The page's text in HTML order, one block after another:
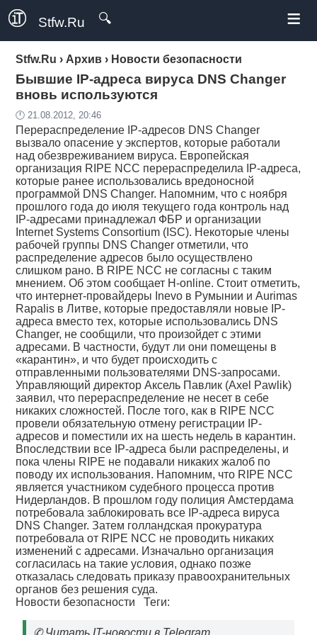
Stfw.Ru 🔍 ≡
Stfw.Ru › Архив › Новости безопасности
Бывшие IP-адреса вируса DNS Changer
вновь используются
🕛 21.08.2012, 20:46
Перераспределение IP-адресов DNS Changer
вызвало опасение у экспертов, которые работали
над обезвреживанием вируса. Европейская
организация RIPE NCC перераспределила IP-адреса,
которые ранее использовались вредоносной
программой DNS Changer. Напомним, что с ноября
прошлого года до июля текущего года контроль над
IP-адресами принадлежал ФБР и организации
Internet Systems Consortium (ISC). Некоторые члены
рабочей группы DNS Changer отметили, что
распределение адресов было осуществлено
слишком рано. В RIPE NCC не согласны с таким
мнением. Об этом сообщает H-online. Стоит отметить,
что интернет-провайдеры Inevo в Румынии и Aurimas
Rapalis в Литве, которые предоставляли новые IP-
адреса вместо тех, которые использовались DNS
Changer, не сообщили, что произойдет с этими
адресами. В частности, будут ли они помещены в
«карантин», и что будет происходить с
отправленными пользователями DNS-запросами.
Управляющий директор Аксель Павлик (Axel Pawlik)
заявил, что перераспределение не несет в себе
никаких сложностей. После того, как в RIPE NCC
провели обязательную отмену регистрации IP-
адресов и поместили их на шесть недель в карантин.
Впоследствии все IP-адреса были распределены, и
пока члены RIPE не подавали никаких жалоб по
поводу их использования. Напомним, что RIPE NCC
является участником судебного процесса против
Нидерландов. В прошлом году полиция Амстердама
потребовала заблокировать все IP-адреса вируса
DNS Changer. Затем голландская прокуратура
потребовала от RIPE NCC не проводить никаких
изменений с адресами. Изначально организация
согласилась на такие условия, однако позже
отказалась следовать приказу правоохранительных
органов без решения суда.
Новости безопасности Теги:
✆Читать IT-новости в Telegram